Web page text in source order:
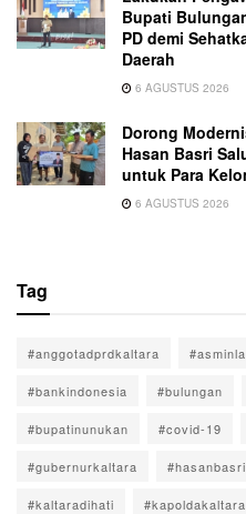
Bupati
PD demi
Daerah
6 AGUSTUS 2026
Dorong
Hasan Basri
untuk Para
6 AGUSTUS 2026
Tag
#anggotadprdkaltara
#bankindonesia #bulungan
#bupatinunukan #covid-19
#gubernurkaltara #hasanbasri
#kaltaradihati #kapoldakaltara